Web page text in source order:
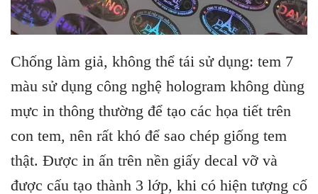
Chống làm giả, không thể tái sử dụng: tem 7
màu sử dụng công nghệ hologram không dùng
mực in thông thường để tạo các họa tiết trên
con tem, nên rất khó để sao chép giống tem
thật. Được in ấn trên nền giấy decal vỡ và
được cấu tạo thành 3 lớp, khi có hiện tượng cố